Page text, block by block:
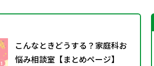
こんなときどうする？家庭科お
悩み相談室【まとめページ】